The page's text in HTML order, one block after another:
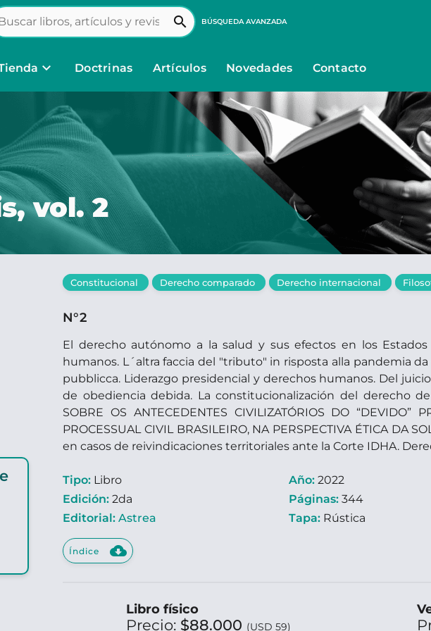
search BÚSQUEDA AVANZADA
keyboard_arrow_down Doctrinas Artículos Novedades Contacto
vol. 2
Constitucional Derecho comparado Derecho internacional
N°2
El derecho autónomo a la salud y sus efectos en los
humanos. L´altra faccia del "tributo" in risposta alla pandemia
pubblicca. Liderazgo presidencial y derechos humanos. Del
de obediencia debida. La constitucionalización del derecho de
SOBRE OS ANTECEDENTES CIVILIZATÓRIOS DO “DEVIDO”
PROCESSUAL CIVIL BRASILEIRO, NA PERSPECTIVA ÉTICA DA
en casos de reivindicaciones territoriales ante la Corte IDHA.
Tipo: Libro
Edición: 2da
Editorial: Astrea
Año: 2022
Páginas: 344
Tapa: Rústica
Índice cloud_download
Libro físico
Precio: $88.000 (USD 59)